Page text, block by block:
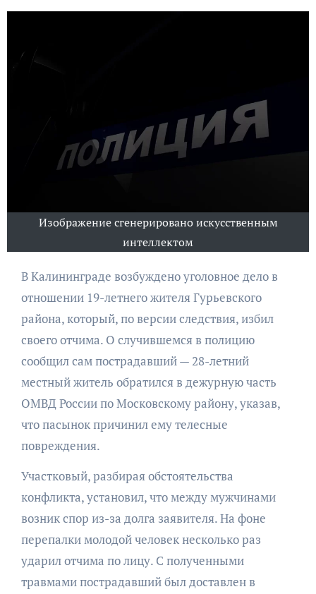
Изображение сгенерировано искусственным
интеллектом
В Калининграде возбуждено уголовное дело в
отношении 19-летнего жителя Гурьевского
района, который, по версии следствия, избил
своего отчима. О случившемся в полицию
сообщил сам пострадавший — 28-летний
местный житель обратился в дежурную часть
ОМВД России по Московскому району, указав,
что пасынок причинил ему телесные
повреждения.
Участковый, разбирая обстоятельства
конфликта, установил, что между мужчинами
возник спор из-за долга заявителя. На фоне
перепалки молодой человек несколько раз
ударил отчима по лицу. С полученными
травмами пострадавший был доставлен в